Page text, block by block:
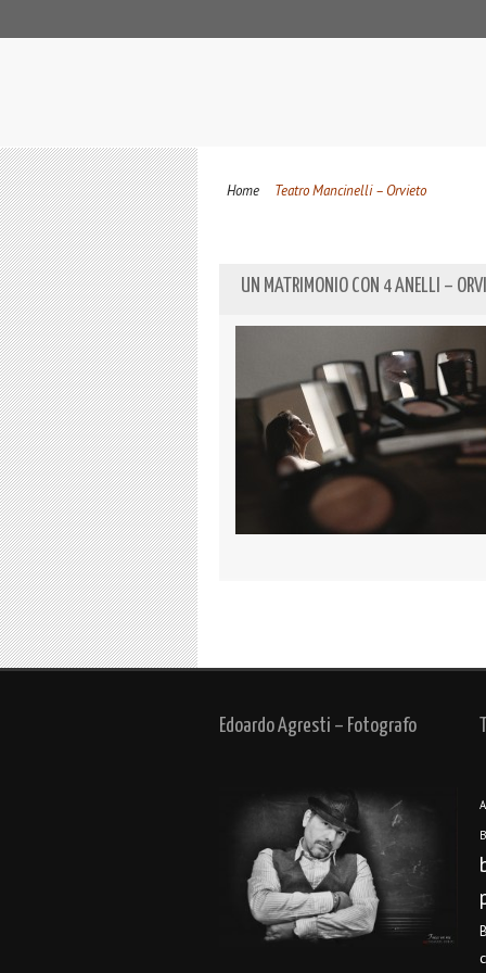
Home Teatro Mancinelli – Orvieto
UN MATRIMONIO CON 4 ANELLI –
Edoardo Agresti – Fotografo